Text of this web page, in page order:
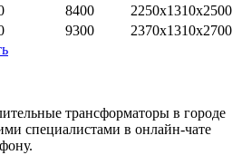
8400
2250х1310х2500
9300
2370х1310х2700
трансформаторы в городе
специалистами в онлайн-чате